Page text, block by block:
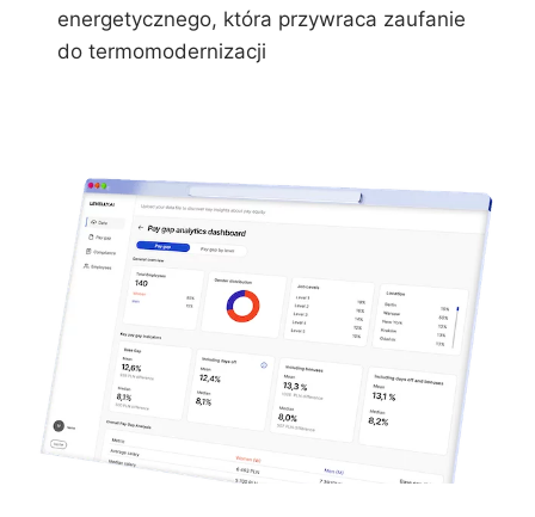
energetycznego, która przywraca zaufanie
do termomodernizacji